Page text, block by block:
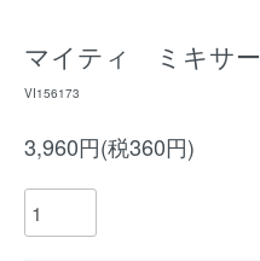
マイティ ミキサー
VI156173
3,960円(税360円)